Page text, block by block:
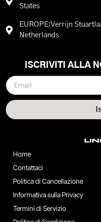
States
EUROPE:Verrijn
Netherlands
Home
Contattaci
Politica di Cancellazione
Informativa sulla Privacy
Termini di Servizio
ISCRIVITI ALLA